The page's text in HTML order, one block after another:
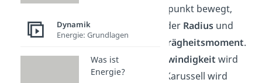
Richtung Schwerpunkt bewegt,
sich der Radiusund
somit auch das
Trägheitsmoment.
Die Winkelgeschwindigkeit wird
größerund das Karussell wird
Dynamik
Energie: Grundlagen
Was ist
Energie?